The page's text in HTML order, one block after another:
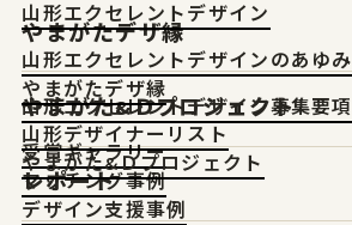
山形エクセレントデザイン
山形エクセレントデザインのあゆみ
山形エクセレントデザイン募集要項
受賞ギャラリー
やまがたデザ縁
やまがたデザ縁
山形デザイナーリスト
マッチング事例
やまがた&Ｄプロジェクト
やまがた&Ｄプロジェクト
デザイン支援事例
レポート